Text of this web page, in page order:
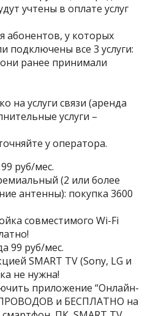
учтены в оплате услуг
абонентов, у которых
подключены все 3 услуги:
ранее принимали
на услуги связи (аренда
услуги –
у оператора.
руб/мес.
(2 или более
антенны): покупка 3600
совместимого Wi-Fi
99 руб/мес.
SMART TV (Sony, LG и
не нужна!
приложение “Онлайн-
ПРОВОДОВ и БЕСПЛАТНО на